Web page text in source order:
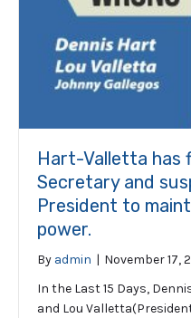
Hart-Valletta has
Secretary and
President to
power.
By admin | November 17,
In the Last 15 Days,
and Lou